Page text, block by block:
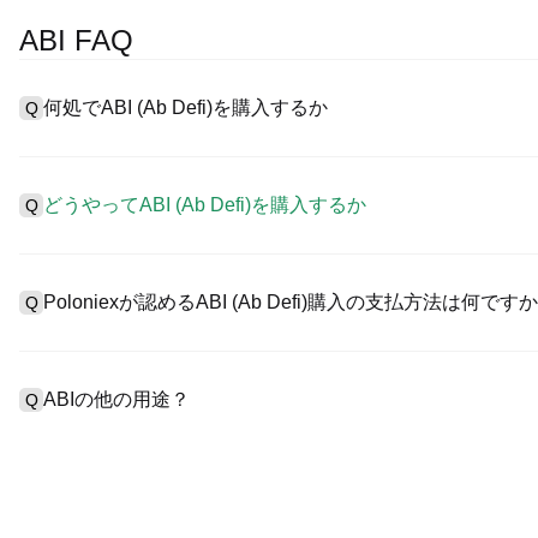
ABI FAQ
Q 何処でABI (Ab Defi)を購入するか
ユーザーに向けるインターフェース、高質・多様な取引ツール
を認め、競争力のある取引手数料を用意しています。
1、アカウント作成とKYC検証完了。
2、アカウントに法定通貨・暗号資産入金。
Q どうやってABI (Ab Defi)を購入するか
産の取引をスタートしましょう。
Q Poloniexが認めるABI (Ab Defi)購入の支払方法は何ですか
1）クレジット/デビットカード（ビザやマスターカードなど）で
2）P2P取引でほかのユーザーからUSDT購入、カストーディアル
Q ABIの他の用途？